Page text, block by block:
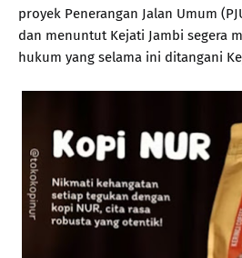
proyek Penerangan Jalan Umum
dan menuntut Kejati Jambi segera
hukum yang selama ini ditangani